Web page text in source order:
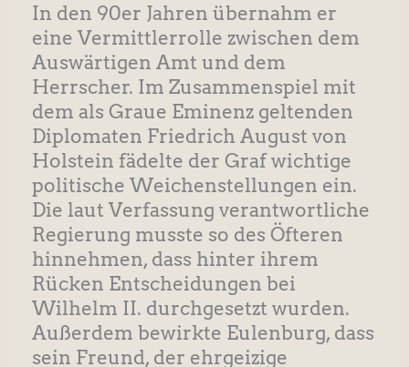
In den 90er Jahren übernahm er
eine Vermittlerrolle zwischen dem
Auswärtigen Amt und dem
Herrscher. Im Zusammenspiel mit
dem als Graue Eminenz geltenden
Diplomaten Friedrich August von
Holstein fädelte der Graf wichtige
politische Weichenstellungen ein.
Die laut Verfassung verantwortliche
Regierung musste so des Öfteren
hinnehmen, dass hinter ihrem
Rücken Entscheidungen bei
Wilhelm II. durchgesetzt wurden.
Außerdem bewirkte Eulenburg, dass
sein Freund, der ehrgeizige